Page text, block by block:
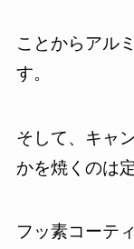
ことからアル
す。
そして、キャ
かを焼くのは
フッ素コーテ